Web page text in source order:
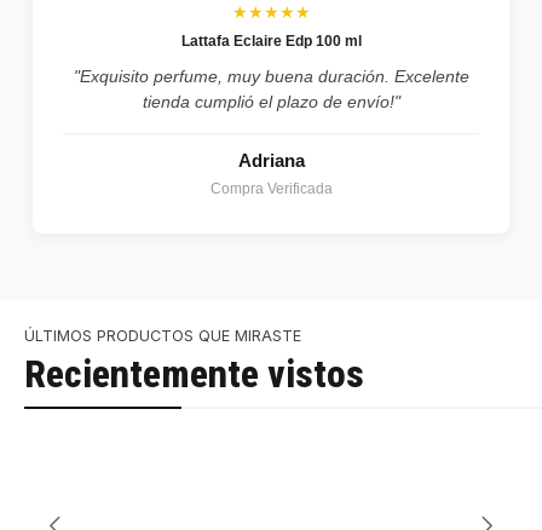
★★★★★
Lattafa Eclaire Edp 100 ml
"Exquisito perfume, muy buena duración. Excelente
tienda cumplió el plazo de envío!"
Adriana
Compra Verificada
ÚLTIMOS PRODUCTOS QUE MIRASTE
Recientemente vistos